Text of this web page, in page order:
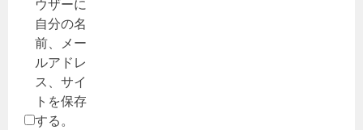
ウザーに
自分の名
前、メー
ルアドレ
ス、サイ
トを保存
する。